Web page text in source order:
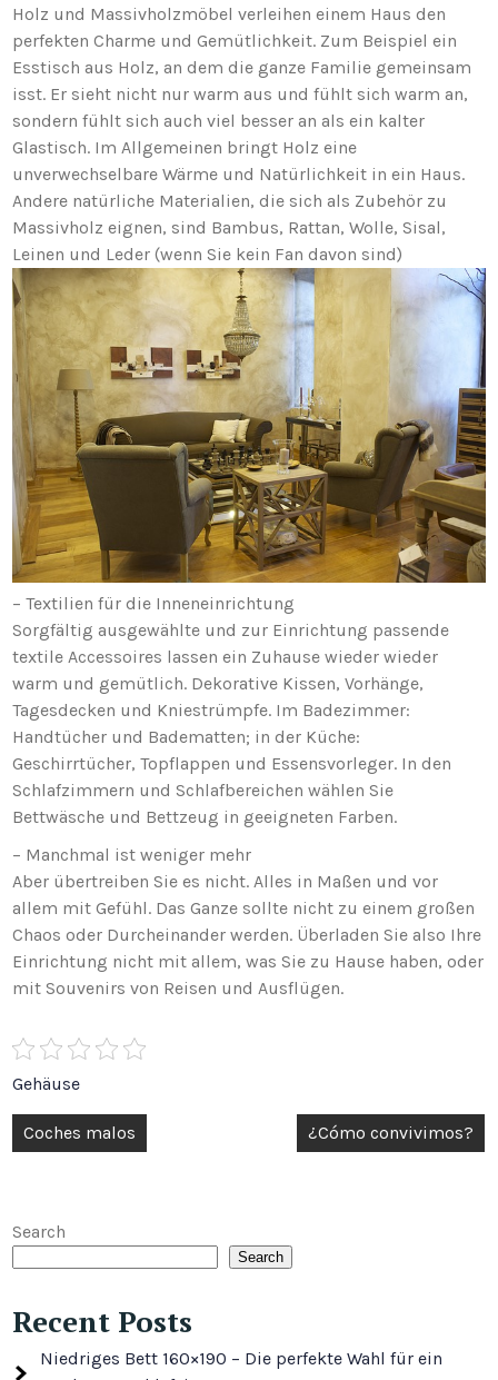
Holz und Massivholzmöbel verleihen einem Haus den
perfekten Charme und Gemütlichkeit. Zum Beispiel ein
Esstisch aus Holz, an dem die ganze Familie gemeinsam
isst. Er sieht nicht nur warm aus und fühlt sich warm an,
sondern fühlt sich auch viel besser an als ein kalter
Glastisch. Im Allgemeinen bringt Holz eine
unverwechselbare Wärme und Natürlichkeit in ein Haus.
Andere natürliche Materialien, die sich als Zubehör zu
Massivholz eignen, sind Bambus, Rattan, Wolle, Sisal,
Leinen und Leder (wenn Sie kein Fan davon sind)
– Textilien für die Inneneinrichtung
Sorgfältig ausgewählte und zur Einrichtung passende
textile Accessoires lassen ein Zuhause wieder wieder
warm und gemütlich. Dekorative Kissen, Vorhänge,
Tagesdecken und Kniestrümpfe. Im Badezimmer:
Handtücher und Badematten; in der Küche:
Geschirrtücher, Topflappen und Essensvorleger. In den
Schlafzimmern und Schlafbereichen wählen Sie
Bettwäsche und Bettzeug in geeigneten Farben.
– Manchmal ist weniger mehr
Aber übertreiben Sie es nicht. Alles in Maßen und vor
allem mit Gefühl. Das Ganze sollte nicht zu einem großen
Chaos oder Durcheinander werden. Überladen Sie also Ihre
Einrichtung nicht mit allem, was Sie zu Hause haben, oder
mit Souvenirs von Reisen und Ausflügen.
Gehäuse
Post
Coches malos ¿Cómo convivimos?
Search
Search
Recent Posts
Niedriges Bett 160×190 – Die perfekte Wahl für ein